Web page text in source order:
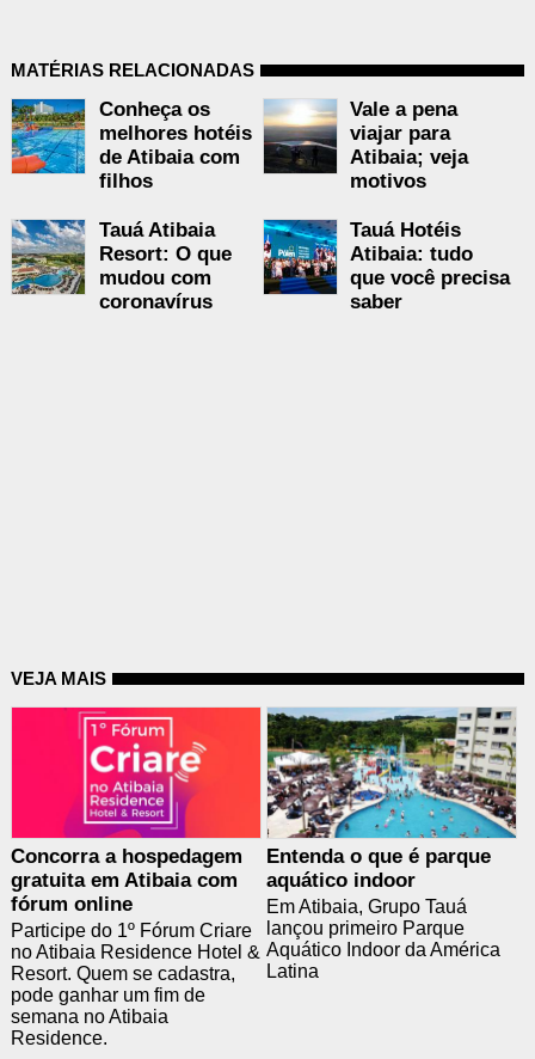
MATÉRIAS RELACIONADAS
Conheça os
melhores hotéis
de Atibaia com
filhos
Vale a pena
viajar para
Atibaia; veja
motivos
Tauá Atibaia
Resort: O que
mudou com
coronavírus
Tauá Hotéis
Atibaia: tudo
que você precisa
saber
VEJA MAIS
Concorra a hospedagem
gratuita em Atibaia com
fórum online
Participe do 1º Fórum Criare
no Atibaia Residence Hotel &
Resort. Quem se cadastra,
pode ganhar um fim de
semana no Atibaia
Residence.
Entenda o que é parque
aquático indoor
Em Atibaia, Grupo Tauá
lançou primeiro Parque
Aquático Indoor da América
Latina